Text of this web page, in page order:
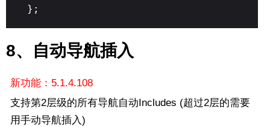
};
8、自动导航插入
新功能：5.1.4.108
支持第2层级的所有导航自动Includes (超过2层的需要
用手动导航插入)